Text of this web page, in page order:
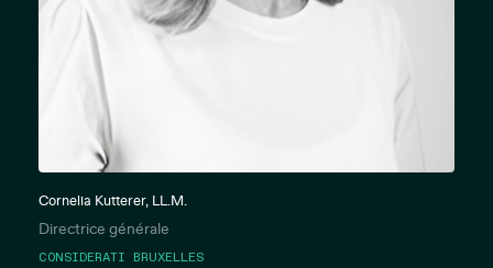
Cornelia Kutterer, LL.M.
Directrice générale
CONSIDERATI BRUXELLES